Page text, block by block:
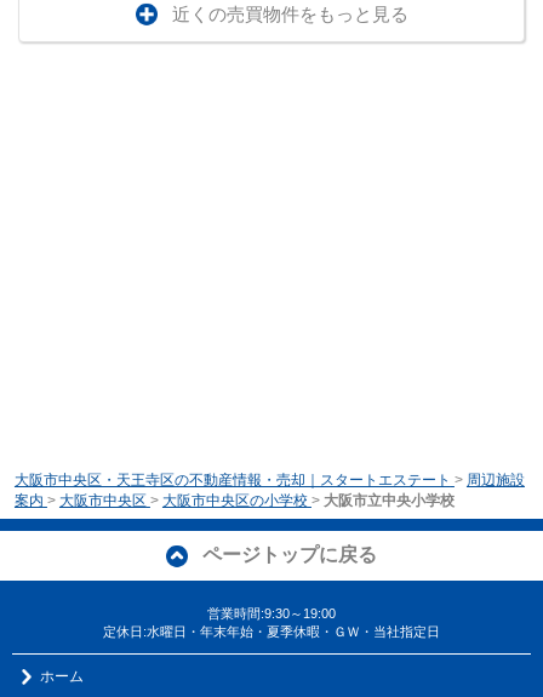
近くの売買物件をもっと見る
大阪市中央区・天王寺区の不動産情報・売却｜スタートエステート > 周辺施設
案内 > 大阪市中央区 > 大阪市中央区の小学校 > 大阪市立中央小学校
ページトップに戻る
営業時間:9:30～19:00
定休日:水曜日・年末年始・夏季休暇・ＧＷ・当社指定日
ホーム